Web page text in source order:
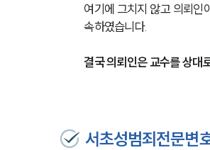
여기에 그치지 않고 의뢰인
속하였습니다.
결국 의뢰인은 교수를 상대
서초성범죄전문변